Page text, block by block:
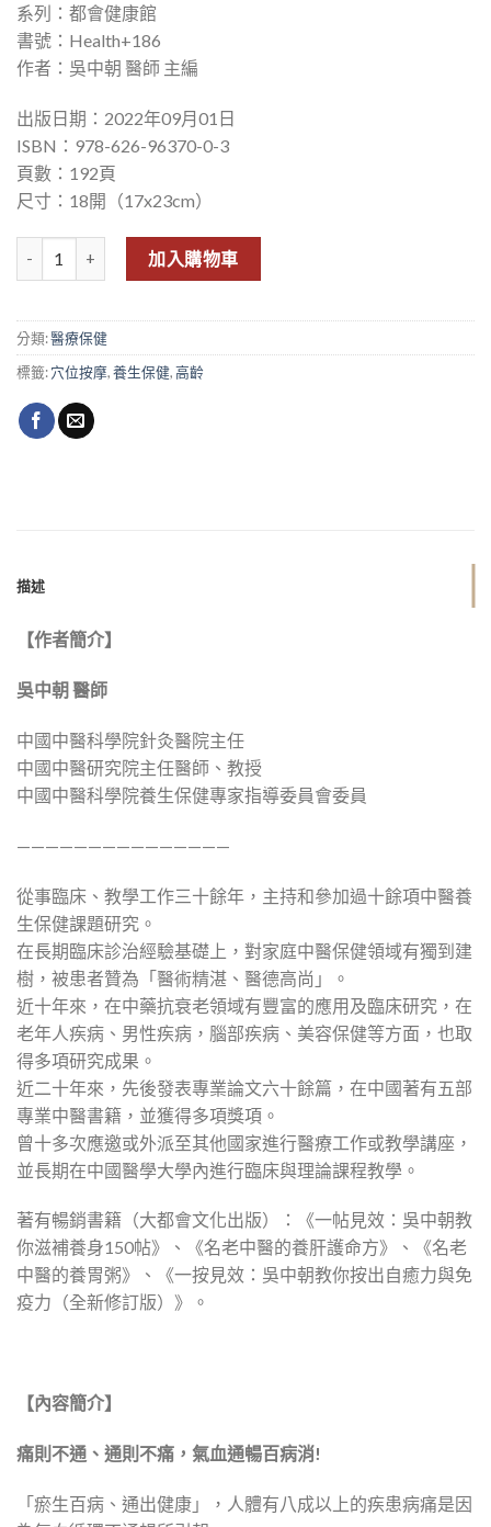
系列：都會健康館
書號：Health+186
作者：吳中朝 醫師 主編
出版日期：2022年09月01日
ISBN：978-626-96370-0-3
頁數：192頁
尺寸：18開（17x23cm）
人體的150個特效穴位：讓你一看就懂、一學就會的對症按摩（二版）
加入購物車
分類:醫療保健
標籤:穴位按摩,養生保健,高齡
描述
【作者簡介】
吳中朝 醫師
中國中醫科學院針灸醫院主任
中國中醫研究院主任醫師、教授
中國中醫科學院養生保健專家指導委員會委員
———————————————
從事臨床、教學工作三十餘年，主持和參加過十餘項中醫養
生保健課題研究。
在長期臨床診治經驗基礎上，對家庭中醫保健領域有獨到建
樹，被患者贊為「醫術精湛、醫德高尚」。
近十年來，在中藥抗衰老領域有豐富的應用及臨床研究，在
老年人疾病、男性疾病，腦部疾病、美容保健等方面，也取
得多項研究成果。
近二十年來，先後發表專業論文六十餘篇，在中國著有五部
專業中醫書籍，並獲得多項獎項。
曾十多次應邀或外派至其他國家進行醫療工作或教學講座，
並長期在中國醫學大學內進行臨床與理論課程教學。
著有暢銷書籍（大都會文化出版）：《一帖見效：吳中朝教
你滋補養身150帖》、《名老中醫的養肝護命方》、《名老
中醫的養胃粥》、《一按見效：吳中朝教你按出自癒力與免
疫力（全新修訂版）》。
【內容簡介】
痛則不通、通則不痛，氣血通暢百病消!
「瘀生百病、通出健康」，人體有八成以上的疾患病痛是因